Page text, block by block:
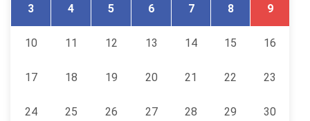
3 4 5 6 7 8 9
10 11 12 13 14 15 16
17 18 19 20 21 22 23
24 25 26 27 28 29 30